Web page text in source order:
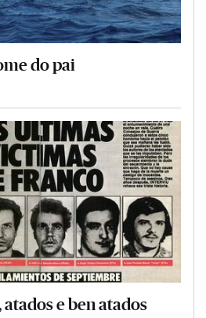
do pai
e ben atados